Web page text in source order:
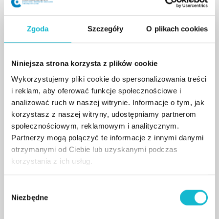
Zgoda Szczegóły O plikach cookies
Niniejsza strona korzysta z plików cookie
Wykorzystujemy pliki cookie do spersonalizowania treści
i reklam, aby oferować funkcje społecznościowe i
analizować ruch w naszej witrynie. Informacje o tym, jak
korzystasz z naszej witryny, udostępniamy partnerom
społecznościowym, reklamowym i analitycznym.
Partnerzy mogą połączyć te informacje z innymi danymi
otrzymanymi od Ciebie lub uzyskanymi podczas
korzystania z ich usług.
Niezbędne
Program jest szczególnie wartościowy dla osób,
które chcą rozszerzyć ofertę swojego gabinetu o
profesjonalne konsultacje i zabiegi
Czego nauczysz się podczas
szkolenia?
W trakcie szkolenia zdobędziesz wiedzę i
umiejętności pozwalające na kompleksową pracę
z klientem trychologicznym. Program obejmuje
m.in.:
anatomię i fizjologię skóry głowy oraz mieszków